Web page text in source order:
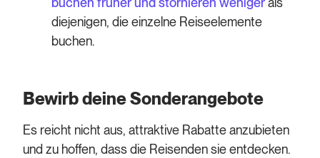
diejenigen, die einzelne Reiseelemente
buchen.
Bewirb deine Sonderangebote
Es reicht nicht aus, attraktive Rabatte anzubieten
und zu hoffen, dass die Reisenden sie entdecken.